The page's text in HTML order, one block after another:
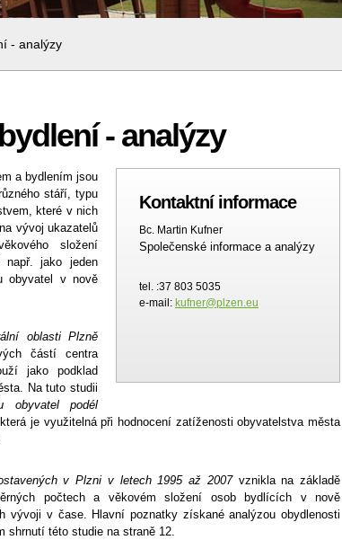
- analýzy
- analýzy
Kontaktní informace
Bc. Martin Kufner
Společenské informace a analýzy
tel. :37 803 5035
e-mail: kufner@plzen.eu
a bydlením jsou
stáří, typu
které v nich
vývoj ukazatelů
složení
např. jako jeden
obyvatel v nově
oblasti Plzně
částí centra
jako podklad
Na tuto studii
obyvatel podél
je využitelná při hodnocení zatíženosti obyvatelstva města
v Plzni v letech 1995 až 2007vznikla na základě
počtech a věkovém složení osob bydlících v nově
vývoji v čase. Hlavní poznatky získané analýzou obydlenosti
shrnutí této studie na straně 12.